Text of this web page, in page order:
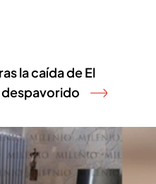
la caída de El